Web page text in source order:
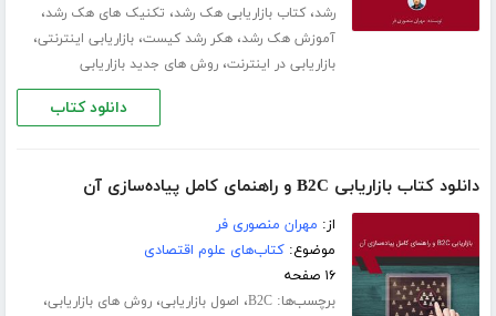
رشد،کتاب بازاریابی هک رشد، تکنیک های هک رشد،
آموزش هک رشد،هکر رشد کیست،بازاریابی اینترنتی،
بازاریابی در اینترنت،روش های جدید بازاریابی
دانلود کتاب
دانلود کتاب بازاریابی B2C و راهنمای کامل پیاده‌سازی آن
از: مهران منصوری فر
موضوع:کتاب‌های علوم اقتصادی
۱۶ صفحه
برچسب‌ها:B2C، اصول بازاریابی،روش های بازاریابی،